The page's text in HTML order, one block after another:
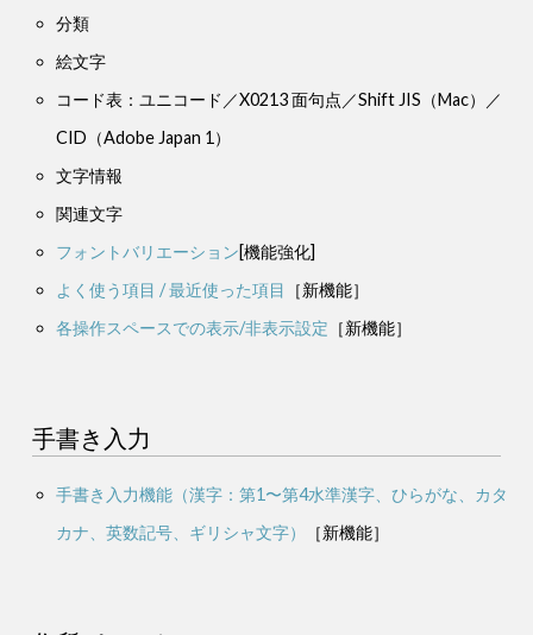
分類
絵文字
コード表：ユニコード／X0213 面句点／Shift JIS（Mac）／
CID（Adobe Japan 1）
文字情報
関連文字
フォントバリエーション[機能強化]
よく使う項目 / 最近使った項目
［新機能］
各操作スペースでの表示/非表示設定 ［新機能］
手書き入力
手書き入力機能（漢字：第1〜第4水準漢字、ひらがな、カタ
カナ、英数記号、ギリシャ文字）
［新機能］